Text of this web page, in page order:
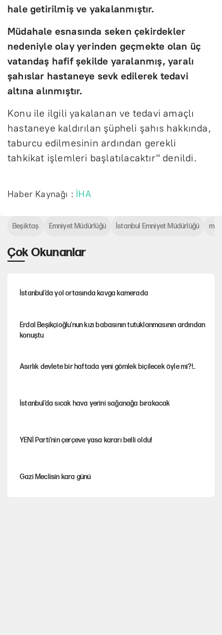
hale getirilmiş ve yakalanmıştır.
Müdahale esnasında seken çekirdekler
nedeniyle olay yerinden geçmekte olan üç
vatandaş hafif şekilde yaralanmış, yaralı
şahıslar hastaneye sevk edilerek tedavi
altına alınmıştır.
Konu ile ilgili yakalanan ve tedavi amaçlı
hastaneye kaldırılan şüpheli şahıs hakkında,
taburcu edilmesinin ardından gerekli
tahkikat işlemleri başlatılacaktır" denildi.
Haber Kaynağı : İHA
Çok Okunanlar
İstanbul’da yol ortasında kavga kamerada
Erdal Beşikçioğlu'nun kızı babasının tutuklanmasının ardından
konuştu
Asırlık devlete bir haftada yeni gömlek biçilecek öyle mi?!..
İstanbul’da sıcak hava yerini sağanağa bırakacak
YENİ Parti'nin çerçeve yasa kararı belli oldu!
Gazi Meclisin kara günü
Beşiktaş Emniyet Müdürlüğü İstanbul Emniyet Müdürlüğü